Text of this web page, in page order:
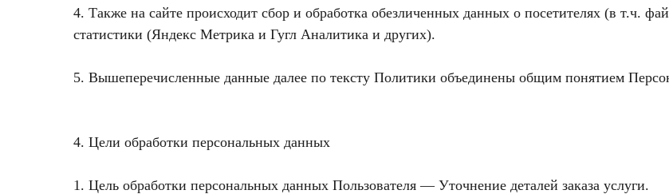
4. Также на сайте происходит сбор и обработка обезличенных данных о посетителях (в т.ч.
статистики (Яндекс Метрика и Гугл Аналитика и других).
5. Вышеперечисленные данные далее по тексту Политики объединены общим понятием
4. Цели обработки персональных данных
1. Цель обработки персональных данных Пользователя — Уточнение деталей заказа услуги.